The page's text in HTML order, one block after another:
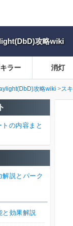
攻略wiki
ラー 消灯
攻略wiki ス
の内容まと
解説とパーク
と効果解説